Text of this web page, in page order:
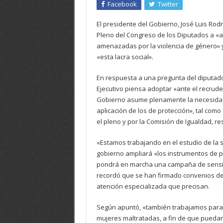
Facebook Twitter
El presidente del Gobierno, José Luis
Pleno del Congreso de los Diputados a
amenazadas por la violencia de
«esta lacra social».
En respuesta a una pregunta del
Ejecutivo piensa adoptar «ante el
Gobierno asume plenamente la
aplicación de los de protección», tal
el pleno y por la Comisión de Igualdad,
«Estamos trabajando en el estudio de la
gobierno ampliará «los instrumentos de
pondrá en marcha una campaña de
recordó que se han firmado convenios
atención especializada que precisan.
Según apuntó, «también trabajamos
mujeres maltratadas, a fin de que